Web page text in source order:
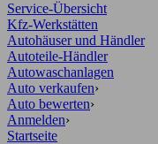
Service-Übersicht
Kfz-Werkstätten
Autohäuser und Händler
Autoteile-Händler
Autowaschanlagen
Auto verkaufen›
Auto bewerten›
Anmelden›
Startseite